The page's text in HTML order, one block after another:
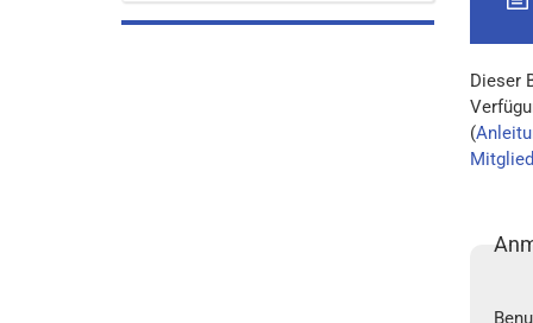
Dieser
(